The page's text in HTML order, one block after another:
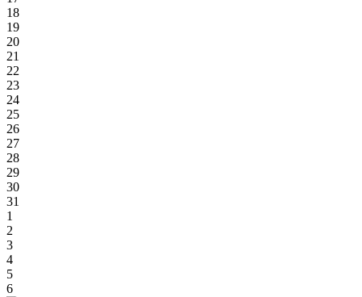
18
19
20
21
22
23
24
25
26
27
28
29
30
31
1
2
3
4
5
6